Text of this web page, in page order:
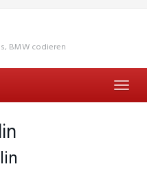
BMW codieren